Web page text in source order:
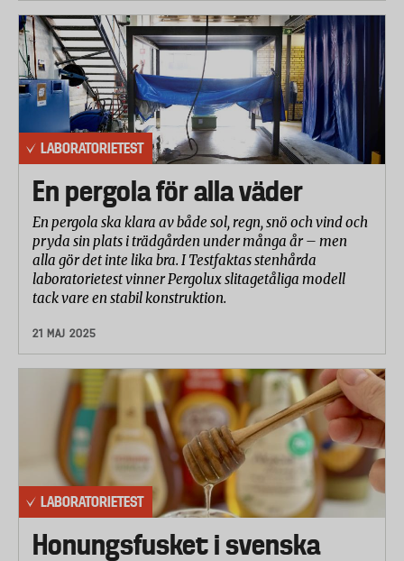
LABORATORIETEST
En pergola för alla väder
En pergola ska klara av både sol, regn, snö och vind och
pryda sin plats i trädgården under många år – men
alla gör det inte lika bra. I Testfaktas stenhårda
laboratorietest vinner Pergolux slitagetåliga modell
tack vare en stabil konstruktion.
21 MAJ 2025
LABORATORIETEST
Honungsfusket i svenska